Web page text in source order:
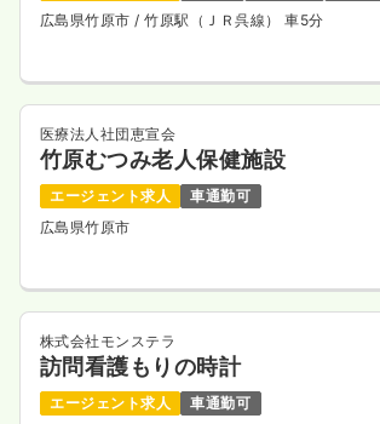
広島県竹原市/ 竹原駅（ＪＲ呉線） 車5分
医療法人社団恵宣会
竹原むつみ老人保健施設
エージェント求人
車通勤可
広島県竹原市
株式会社モンステラ
訪問看護もりの時計
エージェント求人
車通勤可